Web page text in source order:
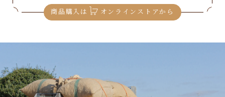
商品購入は オンラインストアから